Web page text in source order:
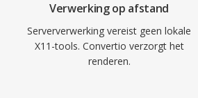
Verwerking op afstand
Serververwerking vereist geen lokale
X11-tools. Convertio verzorgt het
renderen.